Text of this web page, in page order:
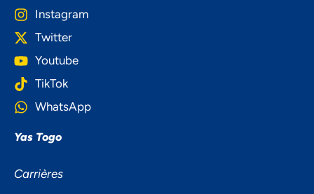
Instagram
Twitter
Youtube
TikTok
WhatsApp
Yas Togo
Carrières
NOUS ACCORDONS DE
L'IMPORTANCE À VOTRE VIE